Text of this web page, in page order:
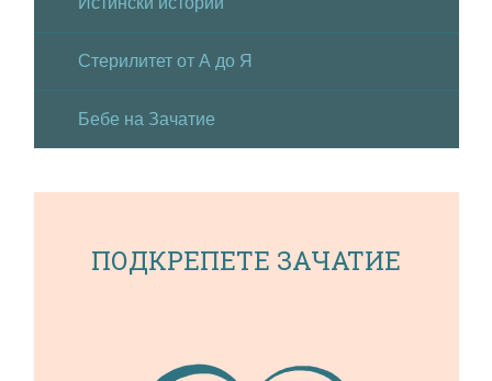
Стерилитет от А до Я
Бебе на Зачатие
ПОДКРЕПЕТЕ ЗАЧАТИЕ